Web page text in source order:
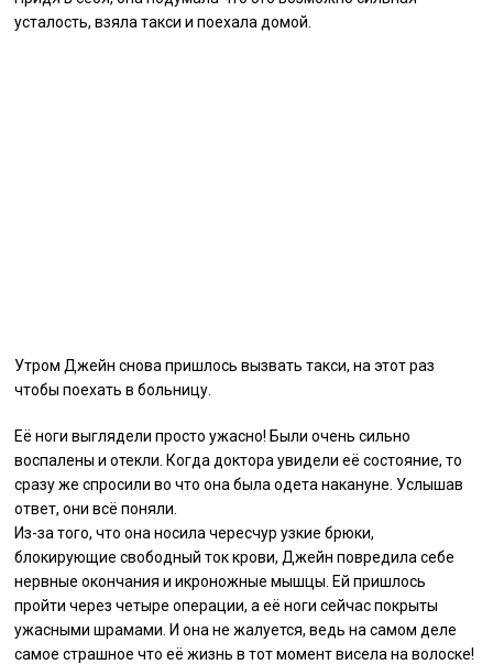
усталость, взяла такси и поехала домой.
Утром Джейн снова пришлось вызвать такси, на этот раз
чтобы поехать в больницу.
Её ноги выглядели просто ужасно! Были очень сильно
воспалены и отекли. Когда доктора увидели её состояние, то
сразу же спросили во что она была одета накануне. Услышав
ответ, они всё поняли.
Из-за того, что она носила чересчур узкие брюки,
блокирующие свободный ток крови, Джейн повредила себе
нервные окончания и икроножные мышцы. Ей пришлось
пройти через четыре операции, а её ноги сейчас покрыты
ужасными шрамами. И она не жалуется, ведь на самом деле
самое страшное что её жизнь в тот момент висела на волоске!